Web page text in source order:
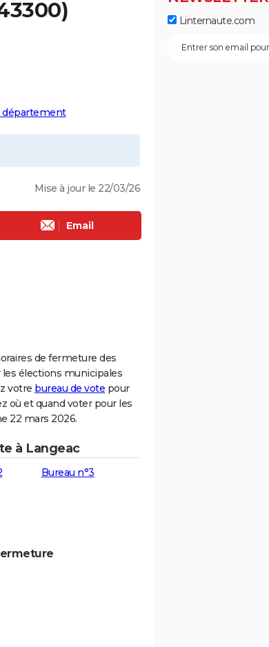
département
Mise à jour le 22/03/26
Email
de fermeture des
les élections municipales
votre bureau de vote pour
où et quand voter pour les
22 mars 2026.
à Langeac
Bureau n°3
Linternaute.com